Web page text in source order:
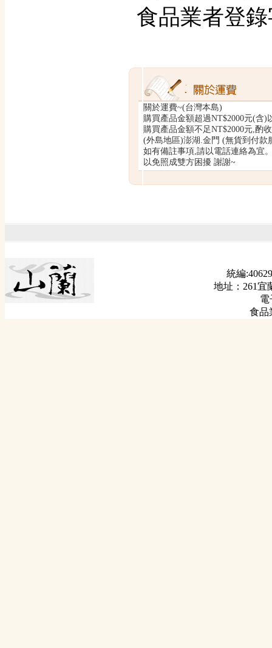
食品業者登
關於運費~(台灣本島)
購買產品金額超過NT$2000元(含)
購買產品金額不足NT$2000元,酌
(外島地區)澎湖.金門 (無貨到付款
如有備註事項,請以電話連絡為宜
以免照成雙方困擾 謝謝~
統編
地址：261宜
電
食品